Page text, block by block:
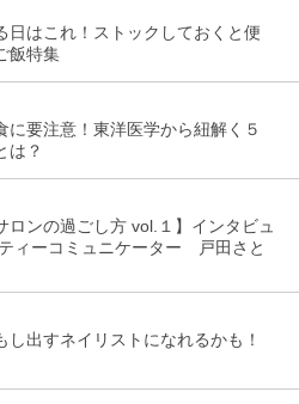
日はこれ！ストックしておくと便
飯特集
に要注意！東洋医学から紐解く５
は？
ロンの過ごし方 vol.１】インタビュ
ィーコミュニケーター 戸田さと
し出すネイリストになれるかも！